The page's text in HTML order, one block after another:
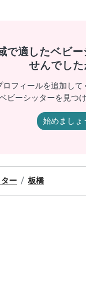
で適したベビ
せんでした
ロフィールを追加し
ビーシッターを見つ
始めましょ
ー 板橋